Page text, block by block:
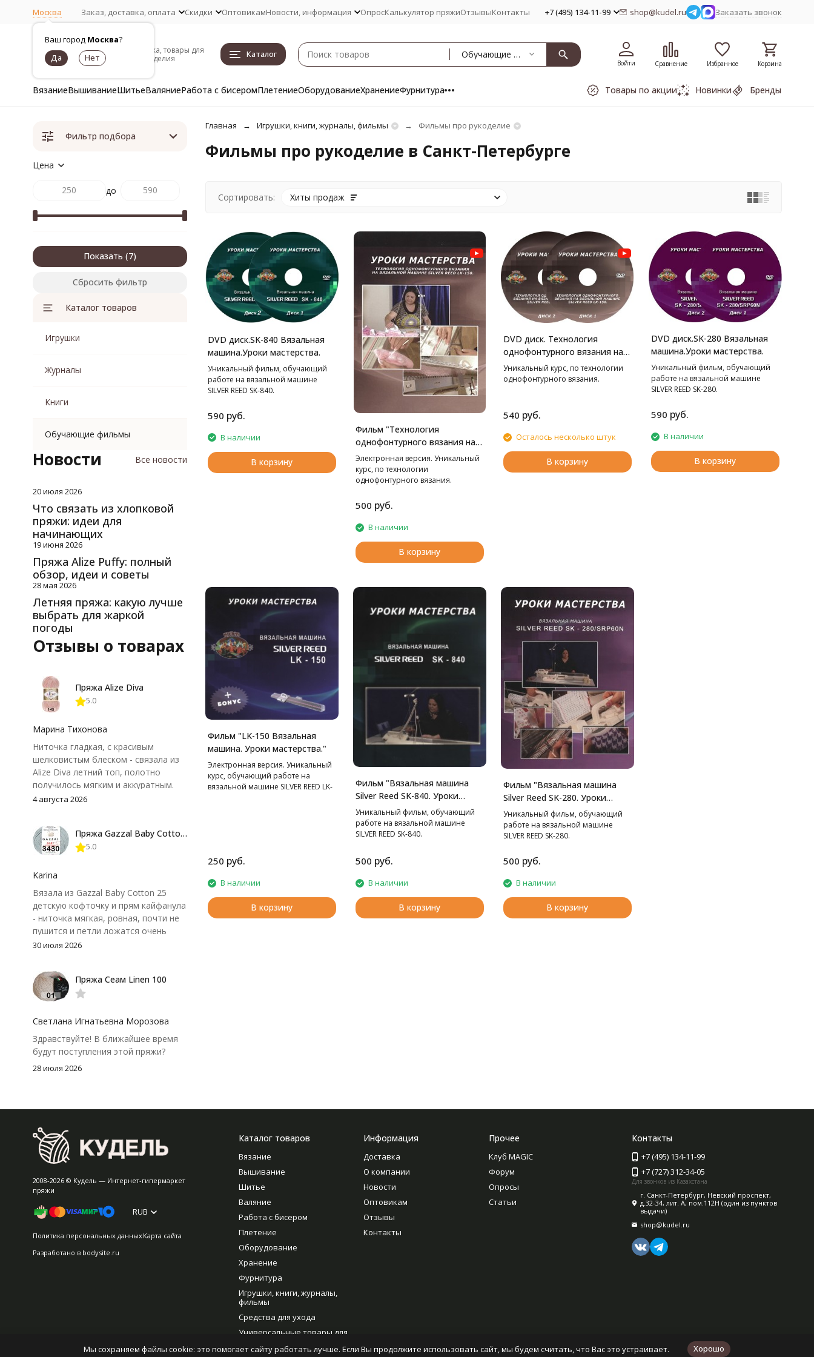
Москва
Ваш город Москва?
Заказ, доставка, оплата Скидки ОптовикамНовости, информация ОпросКалькулятор пряжиОтзывыКонтакты +7 (495) 134-11-99 shop@kudel.ru Заказать звонок
Пряжа, товары для
рукоделия
Каталог Обучающие фильмы
Войти Сравнение Избранное Корзина
ВязаниеВышиваниеШитьеВаляниеРабота с бисеромПлетениеОборудованиеХранениеФурнитура Товары по акции Новинки Бренды
Главная Игрушки, книги, журналы, фильмы Фильмы про рукоделие
Фильмы про рукоделие в Санкт-Петербурге
Сортировать: Хиты продаж
DVD диск.SK-840 Вязальная
машина.Уроки мастерства.
Уникальный фильм, обучающий
работе на вязальной машине
SILVER REED SK-840.
590 руб.
В наличии
В корзину
Фильм "Технология
однофонтурного вязания на
вязальной машине LK-150.
Уроки мастерства."
Электронная версия. Уникальный
курс, по технологии
однофонтурного вязания.
500 руб.
В наличии
В корзину
DVD диск. Технология
однофонтурного вязания на
вязальной машине LK-150.
Уроки мастерства.
Уникальный курс, по технологии
однофонтурного вязания.
540 руб.
Осталось несколько штук
В корзину
DVD диск.SK-280 Вязальная
машина.Уроки мастерства.
Уникальный фильм, обучающий
работе на вязальной машине
SILVER REED SK-280.
590 руб.
В наличии
В корзину
Фильм "LK-150 Вязальная
машина. Уроки мастерства."
Электронная версия. Уникальный
курс, обучающий работе на
вязальной машине SILVER REED LK-
250 руб.
В наличии
В корзину
Фильм "Вязальная машина
Silver Reed SK-840. Уроки
мастерства."
Уникальный фильм, обучающий
работе на вязальной машине
SILVER REED SK-840.
500 руб.
В наличии
В корзину
Фильм "Вязальная машина
Silver Reed SK-280. Уроки
мастерства."
Уникальный фильм, обучающий
работе на вязальной машине
SILVER REED SK-280.
500 руб.
В наличии
В корзину
Фильтр подбора
Цена
до
Показать
Сбросить фильтр
Каталог товаров
Игрушки
Журналы
Книги
Обучающие фильмы
Новости Все новости
20 июля 2026
Что связать из хлопковой
пряжи: идеи для
начинающих
19 июня 2026
Пряжа Alize Puffy: полный
обзор, идеи и советы
28 мая 2026
Летняя пряжа: какую лучше
выбрать для жаркой
погоды
Отзывы о товарах
Пряжа Alize Diva
5.0
Марина Тихонова
Ниточка гладкая, с красивым
шелковистым блеском - связала из
Alize Diva летний топ, полотно
получилось мягким и аккуратным.
Петли хорошо видны, вяжется
нюанс - пряжа немного скользит и
иногда расслаивается, пришлось
крючок поудобнее.
4 августа 2026
Пряжа Gazzal Baby Cotton 25
5.0
Karina
Вязала из Gazzal Baby Cotton 25
детскую кофточку и прям кайфанула
- ниточка мягкая, ровная, почти не
пушится и петли ложатся очень
аккуратно. После стирки полотно
потеряло, цвет тоже не стал
тусклее. Единственный нюанс -
моточки маленькие, расход лучше
чуть-чуть не хватило))
30 июля 2026
Пряжа Сеам Linen 100
Светлана Игнатьевна Морозова
Здравствуйте! В ближайшее время
будут поступления этой пряжи?
28 июля 2026
2008-2026 © Кудель — Интернет-гипермаркет
пряжи
RUB
Политика персональных данныхКарта сайта
Разработано в bodysite.ru
Каталог товаров
Вязание
Вышивание
Шитье
Валяние
Работа с бисером
Плетение
Оборудование
Хранение
Фурнитура
Игрушки, книги, журналы,
фильмы
Средства для ухода
Универсальные товары для
Информация
Доставка
О компании
Новости
Оптовикам
Отзывы
Контакты
Прочее
Клуб MAGIC
Форум
Опросы
Статьи
Контакты
+7 (495) 134-11-99
+7 (727) 312-34-05
Для звонков из Казахстана
г. Санкт-Петербург, Невский проспект,
д.32-34, лит. А, пом.112Н (один из пунктов
выдачи)
shop@kudel.ru
Мы сохраняем файлы cookie: это помогает сайту работать лучше. Если Вы продолжите использовать сайт, мы будем считать, что Вас это устраивает. Хорошо